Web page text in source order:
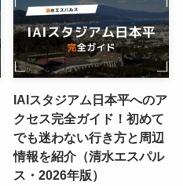
IAIスタジアム日本平へのア
クセス完全ガイド！初めて
でも迷わない行き方と周辺
情報を紹介（清水エスパル
ス・2026年版）